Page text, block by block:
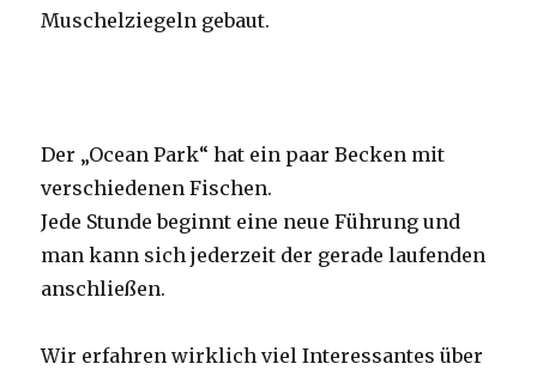
Muschelziegeln gebaut.
Der „Ocean Park“ hat ein paar Becken mit
verschiedenen Fischen.
Jede Stunde beginnt eine neue Führung und
man kann sich jederzeit der gerade laufenden
anschließen.
Wir erfahren wirklich viel Interessantes über